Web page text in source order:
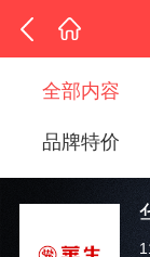
全部内容
品牌特价